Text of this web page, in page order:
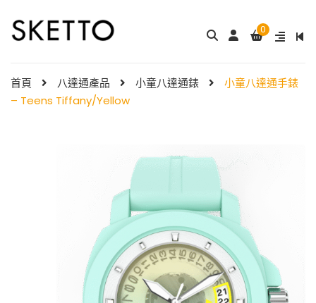
0
首頁 八達通產品 小童八達通錶
小童八達通手錶
– Teens Tiffany/Yellow
$ 288.00
Hello Kitty 小童尼龍錶
Hello Kitty 小童尼龍錶
$98.00
Little Twin Stars 小童尼龍 ...
小童尼龍錶帶 – 玫 ...
$88.00